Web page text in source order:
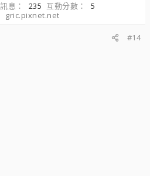
訊息 235 互動分數
5
gric.pixnet.net
#14